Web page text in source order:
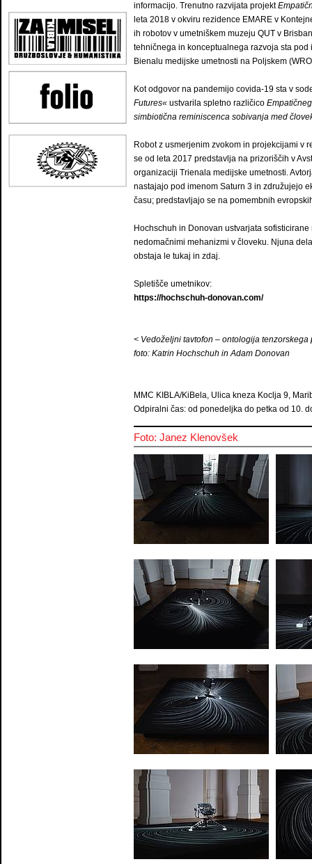
informacijo. Trenutno razvijata projekt
leta 2018 v okviru rezidence EMARE v
ih robotov v umetniškem muzeju QUT v
tehničnega in konceptualnega razvoja sta
Bienalu medijske umetnosti na Poljskem
Kot odgovor na pandemijo covida-19 sta v
Futures« ustvarila spletno različico
simbiotična reminiscenca sobivanja med
Robot z usmerjenim zvokom in projekcijami v
se od leta 2017 predstavlja na prizoriščih v
organizaciji Trienala medijske umetnosti.
nastajajo pod imenom Saturn 3 in združujejo
času; predstavljajo se na pomembnih
Hochschuh in Donovan ustvarjata
nedomačnimi mehanizmi v človeku. Njuna
obstaja le tukaj in zdaj.
Spletišče umetnikov:
https://hochschuh-donovan.com/
< Vedoželjni tavtofon – ontologija
foto: Katrin Hochschuh in Adam Donovan
MMC KIBLA/KiBela, Ulica kneza Koclja 9,
Odpiralni čas: od ponedeljka do petka od 10.
Foto: Janez Klenovšek